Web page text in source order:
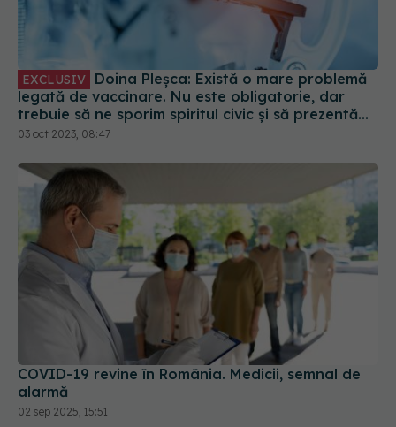
legată de vaccinare. Nu este obligatorie, dar
trebuie să ne sporim spiritul civic și să prezentăm
corect minusurile și plusurile fiecărui vaccin
03 oct 2023, 08:47
COVID-19 revine în România. Medicii, semnal de
02 sep 2025, 15:51